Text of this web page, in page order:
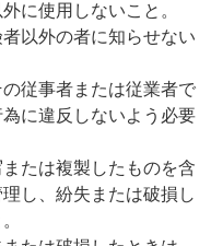
に使用しないこと。
以外の者に知らせない
従事者または従業者で
に違反しないよう必要
たは複製したものを含
し、紛失または破損し